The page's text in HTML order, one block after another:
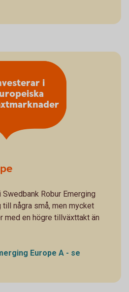
Robur Emerging
till några små, men mycket
med en högre tillväxttakt än
Europe A - se
i